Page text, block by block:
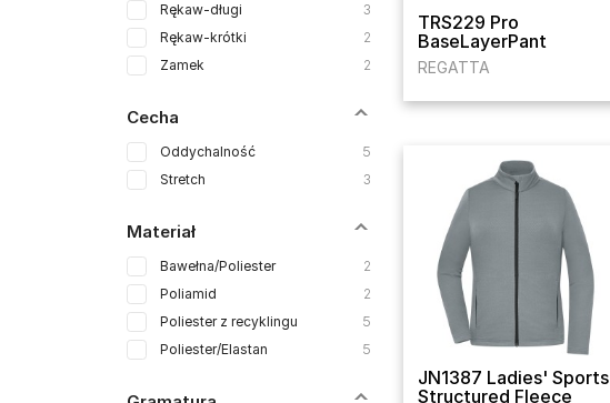
Rękaw-długi
3
Rękaw-krótki
2
Zamek
2
Cecha
Oddychalność
5
Stretch
3
Materiał
Bawełna/Poliester
2
Poliamid
2
Poliester z recyklingu
5
Poliester/Elastan
5
TRS229 Pro
BaseLayerPant
REGATTA
JN1387 Ladies' Sports
Structured Fleece